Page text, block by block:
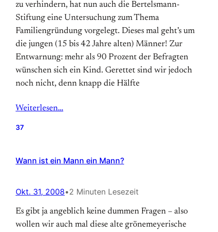
zu verhindern, hat nun auch die Bertelsmann-
Stiftung eine Untersuchung zum Thema
Familiengründung vorgelegt. Dieses mal geht’s um
die jungen (15 bis 42 Jahre alten) Männer! Zur
Entwarnung: mehr als 90 Prozent der Befragten
wünschen sich ein Kind. Gerettet sind wir jedoch
noch nicht, denn knapp die Hälfte
Weiterlesen…
37
Wann ist ein Mann ein Mann?
Okt. 31, 2008•2 Minuten Lesezeit
Es gibt ja angeblich keine dummen Fragen – also
wollen wir auch mal diese alte grönemeyerische